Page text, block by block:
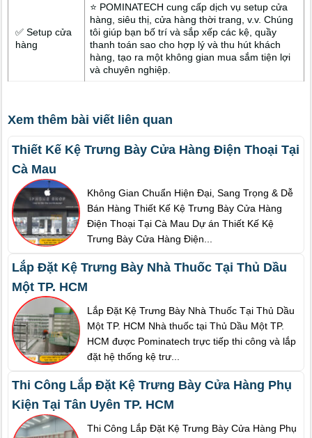
✅ Setup cửa
hàng
⭐ POMINATECH cung cấp dịch vụ setup cửa
hàng, siêu thị, cửa hàng thời trang, v.v. Chúng
tôi giúp bạn bố trí và sắp xếp các kệ, quầy
thanh toán sao cho hợp lý và thu hút khách
hàng, tạo ra một không gian mua sắm tiện lợi
và chuyên nghiệp.
Xem thêm bài viết liên quan
Thiết Kế Kệ Trưng Bày Cửa Hàng Điện Thoại Tại
Cà Mau
Không Gian Chuẩn Hiện Đại, Sang Trọng & Dễ
Bán Hàng Thiết Kế Kệ Trưng Bày Cửa Hàng
Điện Thoại Tại Cà Mau Dự án Thiết Kế Kệ
Trưng Bày Cửa Hàng Điện...
Lắp Đặt Kệ Trưng Bày Nhà Thuốc Tại Thủ Dầu
Một TP. HCM
Lắp Đặt Kệ Trưng Bày Nhà Thuốc Tại Thủ Dầu
Một TP. HCM Nhà thuốc tại Thủ Dầu Một TP.
HCM được Pominatech trực tiếp thi công và lắp
đặt hệ thống kệ trư...
Thi Công Lắp Đặt Kệ Trưng Bày Cửa Hàng Phụ
Kiện Tại Tân Uyên TP. HCM
Thi Công Lắp Đặt Kệ Trưng Bày Cửa Hàng Phụ